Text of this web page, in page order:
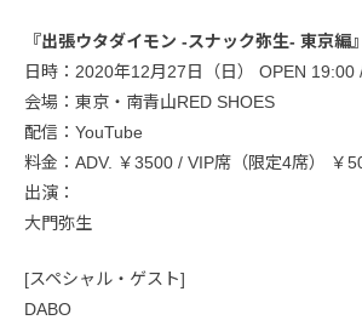
『出張ウタダイモン -スナック弥生- 東京編』
日時：2020年12月27日（日） OPEN 19:00
会場：東京・南青山RED SHOES
配信：YouTube
料金：ADV. ￥3500 / VIP席（限定4席） ￥
出演：
大門弥生
[スペシャル・ゲスト]
DABO